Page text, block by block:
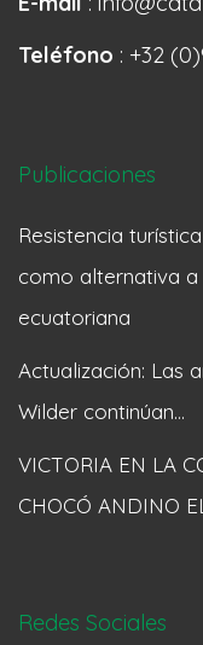
Teléfono : +32
Publicaciones
Resistencia
como alternativa
ecuatoriana
Actualización: Las
Wilder continúan…
VICTORIA EN LA
CHOCÓ ANDINO
Redes Sociales